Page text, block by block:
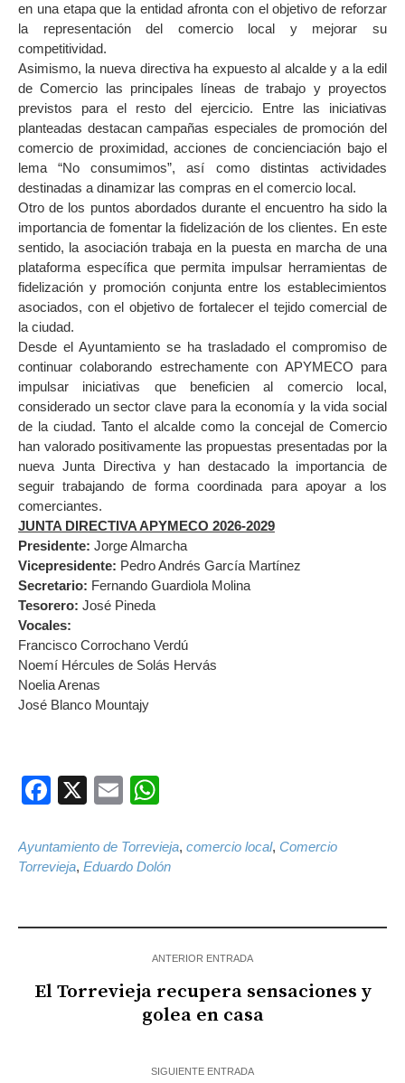
en una etapa que la entidad afronta con el objetivo de reforzar
la representación del comercio local y mejorar su
competitividad.
Asimismo, la nueva directiva ha expuesto al alcalde y a la edil
de Comercio las principales líneas de trabajo y proyectos
previstos para el resto del ejercicio. Entre las iniciativas
planteadas destacan campañas especiales de promoción del
comercio de proximidad, acciones de concienciación bajo el
lema “No consumimos”, así como distintas actividades
destinadas a dinamizar las compras en el comercio local.
Otro de los puntos abordados durante el encuentro ha sido la
importancia de fomentar la fidelización de los clientes. En este
sentido, la asociación trabaja en la puesta en marcha de una
plataforma específica que permita impulsar herramientas de
fidelización y promoción conjunta entre los establecimientos
asociados, con el objetivo de fortalecer el tejido comercial de
la ciudad.
Desde el Ayuntamiento se ha trasladado el compromiso de
continuar colaborando estrechamente con APYMECO para
impulsar iniciativas que beneficien al comercio local,
considerado un sector clave para la economía y la vida social
de la ciudad. Tanto el alcalde como la concejal de Comercio
han valorado positivamente las propuestas presentadas por la
nueva Junta Directiva y han destacado la importancia de
seguir trabajando de forma coordinada para apoyar a los
comerciantes.
JUNTA DIRECTIVA APYMECO 2026-2029
Presidente: Jorge Almarcha
Vicepresidente: Pedro Andrés García Martínez
Secretario: Fernando Guardiola Molina
Tesorero: José Pineda
Vocales:
Francisco Corrochano Verdú
Noemí Hércules de Solás Hervás
Noelia Arenas
José Blanco Mountajy
Facebook
X Email
Ayuntamiento de Torrevieja, comercio local, Comercio
Torrevieja, Eduardo Dolón
ANTERIOR ENTRADA
El Torrevieja recupera sensaciones y
golea en casa
SIGUIENTE ENTRADA